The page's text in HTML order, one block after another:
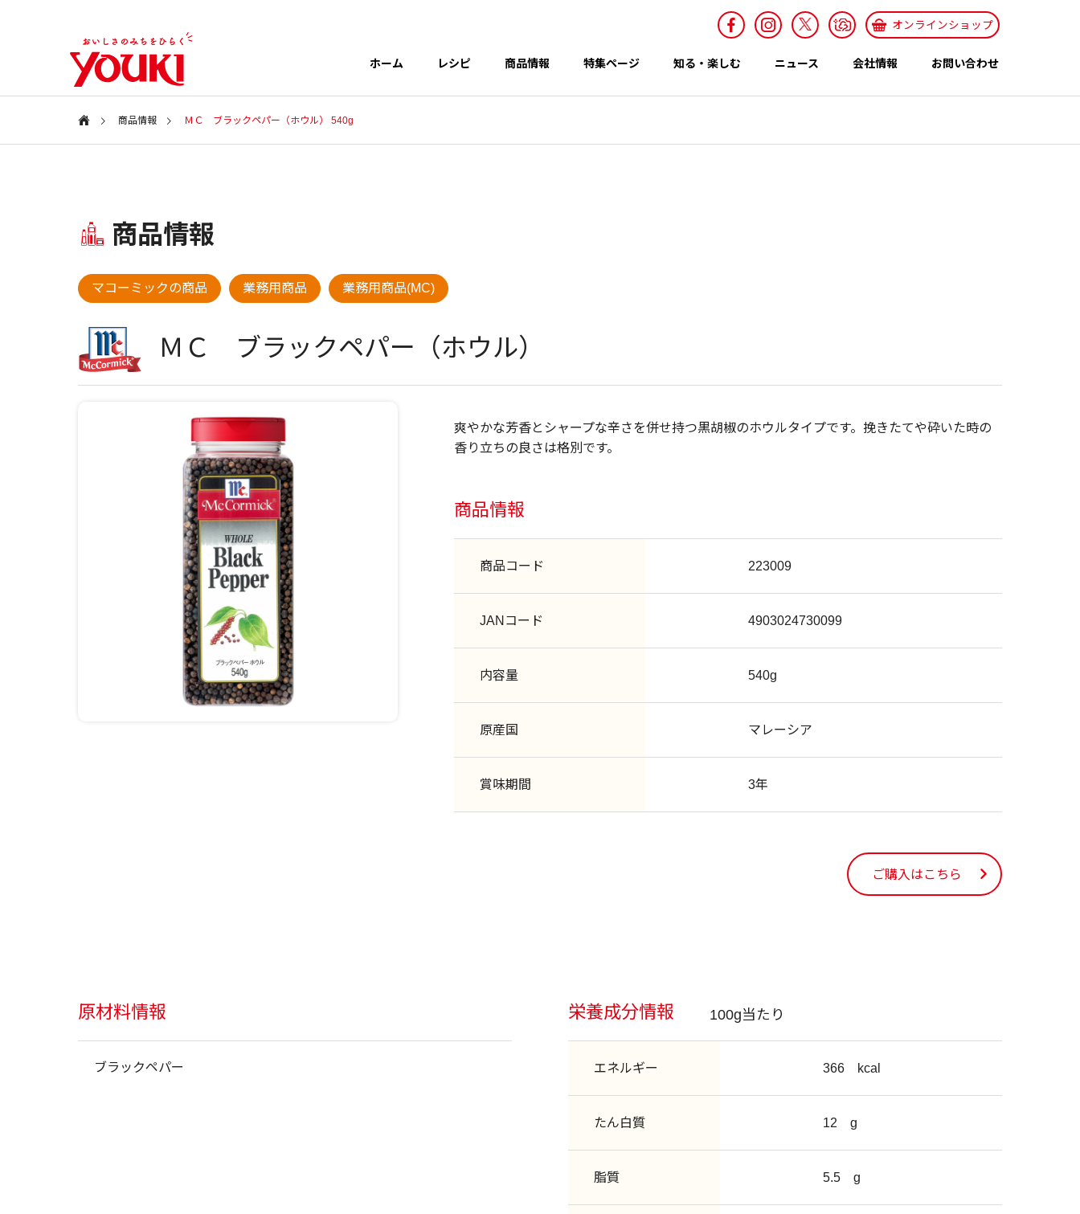
オンラインショップ
ホーム レシピ 商品情報 特集ページ 知る・楽しむ ニュース 会社情報 お問い合わせ
特集ページ
SPECIAL
2026年 春の新商品 2025年 秋の新商品
会社情報
ユウキ食品グループのCSR
商品情報 ＭＣ ブラックペパー（ホウル） 540g
商品情報
マコーミックの商品 業務用商品 業務用商品(MC)
ＭＣ ブラックペパー（ホウル）
爽やかな芳香とシャープな辛さを併せ持つ黒胡椒のホウルタイプです。挽きたてや砕いた時の
香り立ちの良さは格別です。
商品情報
商品コード 223009
JANコード 4903024730099
内容量 540g
原産国 マレーシア
賞味期間 3年
ご購入はこちら
原材料情報
ブラックペパー
栄養成分情報 100g当たり
エネルギー 366 kcal
たん白質 12 g
脂質 5.5 g